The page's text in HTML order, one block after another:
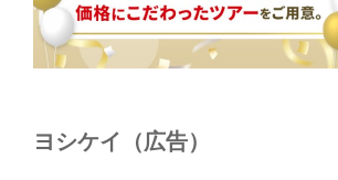
ヨシケイ（広告）